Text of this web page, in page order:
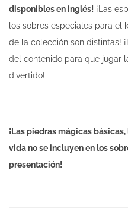
disponibles en inglés! ¡Las
los sobres especiales para el
de la colección son distintas!
del contenido para que jugar
divertido!
¡Las piedras mágicas
vida no se incluyen en los
presentación!